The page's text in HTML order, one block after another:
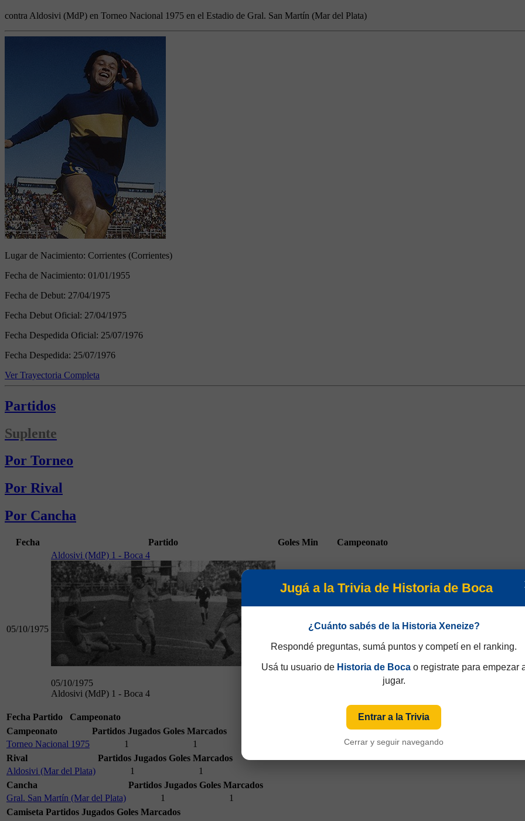
contra Aldosivi (MdP) en Torneo Nacional 1975 en el Estadio de Gral. San Martín (Mar del Plata)
Lugar de Nacimiento: Corrientes (Corrientes)
Fecha de Nacimiento: 01/01/1955
Fecha de Debut: 27/04/1975
Fecha Debut Oficial: 27/04/1975
Fecha Despedida Oficial: 25/07/1976
Fecha Despedida: 25/07/1976
Ver Trayectoria Completa
Partidos
Suplente
Por Torneo
Por Rival
Por Cancha
Fecha Partido Goles Min Campeonato
05/10/1975
Aldosivi (MdP) 1 - Boca 4
05/10/1975
Aldosivi (MdP) 1 - Boca 4
18 Torneo Nacional 1975
Fecha Partido
Campeonato
Campeonato
Partidos Jugados Goles Marcados
Torneo Nacional 1975
1
1
Rival
Partidos Jugados Goles Marcados
Aldosivi (Mar del Plata)
1
1
Cancha
Partidos Jugados Goles Marcados
Gral. San Martín (Mar del Plata)
1
1
Camiseta Partidos Jugados Goles Marcados
Jugá a la Trivia de Historia de Boca
¿Cuánto sabés de la Historia Xeneize?
Respondé preguntas, sumá puntos y competí en el ranking.
Usá tu usuario de Historia de Bocao registrate para empezar
jugar.
Entrar a la Trivia
Cerrar y seguir navegando